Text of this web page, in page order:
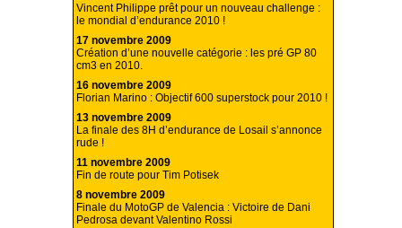
Vincent Philippe prêt pour un nouveau challenge :
le mondial d’endurance 2010 !
17 novembre 2009
Création d’une nouvelle catégorie : les pré GP 80
cm3 en 2010.
16 novembre 2009
Florian Marino : Objectif 600 superstock pour 2010 !
13 novembre 2009
La finale des 8H d’endurance de Losail s’annonce
rude !
11 novembre 2009
Fin de route pour Tim Potisek
8 novembre 2009
Finale du MotoGP de Valencia : Victoire de Dani
Pedrosa devant Valentino Rossi